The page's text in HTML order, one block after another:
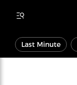
Last Minute